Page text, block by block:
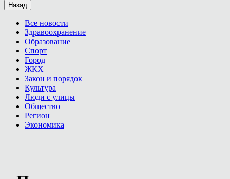
Назад
Все новости
Здравоохранение
Образование
Спорт
Город
ЖКХ
Закон и порядок
Культура
Люди с улицы
Общество
Регион
Экономика